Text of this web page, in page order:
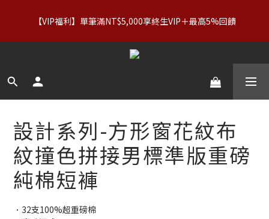
折｜內著：買二送二
【VIP福利】單筆滿NT$5,000享終生VIP＋最高5%回饋
【服飾優惠】設計系列正價商品＆Basics系列：2件89折／3件79
設計系列-方形窗花紋布
紋撞色拼接男標準版重磅
純棉短褲
．32支100%超重磅棉